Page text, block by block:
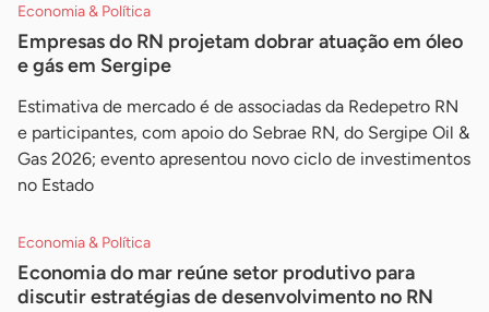
Economia & Política
Empresas do RN projetam dobrar atuação em óleo
e gás em Sergipe
Estimativa de mercado é de associadas da Redepetro RN
e participantes, com apoio do Sebrae RN, do Sergipe Oil &
Gas 2026; evento apresentou novo ciclo de investimentos
no Estado
Economia & Política
Economia do mar reúne setor produtivo para
discutir estratégias de desenvolvimento no RN